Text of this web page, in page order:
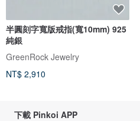
半圓刻字寬版戒指(寬10mm) 925
純銀
GreenRock Jewelry
NT$ 2,910
下載 Pinkoi APP